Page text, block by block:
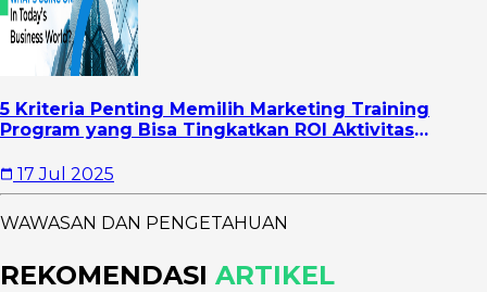
5 Kriteria Penting Memilih Marketing Training
Program yang Bisa Tingkatkan ROI Aktivitas
17 Jul 2025
WAWASAN DAN PENGETAHUAN
REKOMENDASI ARTIKEL